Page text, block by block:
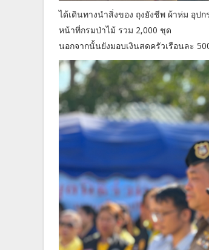
ได้เดินทางนำสิ่งของ ถุงยังชีพ ผ้าห่ม อุป
หน้าที่กรมป่าไม้ รวม 2,000 ชุด
นอกจากนั้นยังมอบเงินสดครัวเรือนละ